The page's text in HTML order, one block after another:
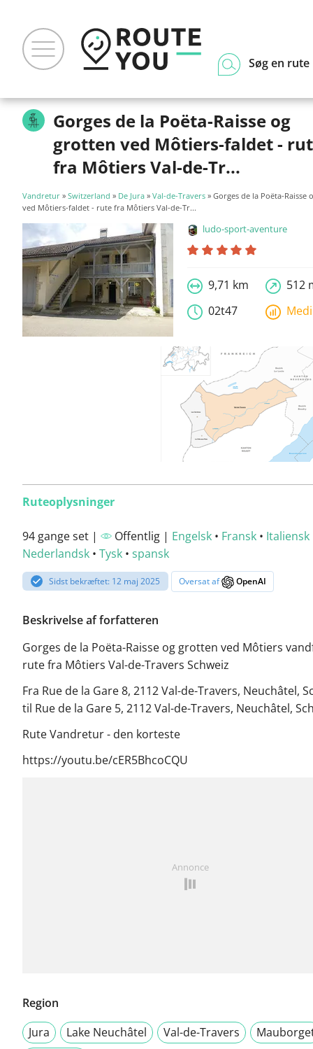
Søg en rute
Gorges de la Poëta-Raisse og
grotten ved Môtiers-faldet -
fra Môtiers Val-de-Tr...
Vandretur » Switzerland » De Jura » Val-de-Travers » Gorges de la Poëta-Raisse
ved Môtiers-faldet - rute fra Môtiers Val-de-Tr...
ludo-sport-aventure
9,71 km
512
02t47
Ruteoplysninger
94 gange set | Offentlig | Engelsk • Fransk • Italiensk
Nederlandsk • Tysk • spansk
Sidst bekræftet: 12 maj 2025 Oversat af OpenAI
Beskrivelse af forfatteren
Gorges de la Poëta-Raisse og grotten ved Môtiers
rute fra Môtiers Val-de-Travers Schweiz
Fra Rue de la Gare 8, 2112 Val-de-Travers, Neuchâtel,
til Rue de la Gare 5, 2112 Val-de-Travers, Neuchâtel,
Rute Vandretur - den korteste
https://youtu.be/cER5BhcoCQU
Annonce
Region
Jura
Lake Neuchâtel Val-de-Travers